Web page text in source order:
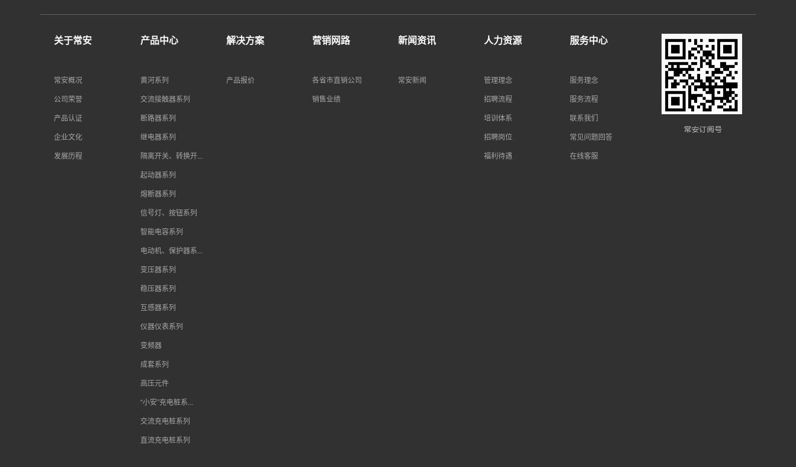
关于常安
常安概况
公司荣誉
产品认证
企业文化
发展历程
产品中心
黄河系列
交流接触器系列
断路器系列
继电器系列
隔离开关、转换开...
起动器系列
熔断器系列
信号灯、按钮系列
智能电容系列
电动机、保护器系...
变压器系列
稳压器系列
互感器系列
仪器仪表系列
变频器
成套系列
高压元件
“小安”充电桩系...
交流充电桩系列
直流充电桩系列
解决方案
产品报价
营销网路
各省市直销公司
销售业绩
新闻资讯
常安新闻
人力资源
管理理念
招聘流程
培训体系
招聘岗位
福利待遇
服务中心
服务理念
服务流程
联系我们
常见问题回答
在线客服